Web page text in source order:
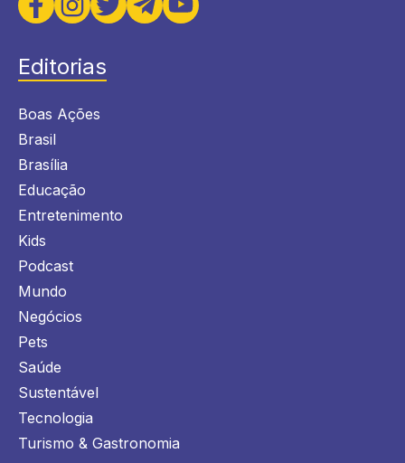
Editorias
Boas Ações
Brasil
Brasília
Educação
Entretenimento
Kids
Podcast
Mundo
Negócios
Pets
Saúde
Sustentável
Tecnologia
Turismo & Gastronomia